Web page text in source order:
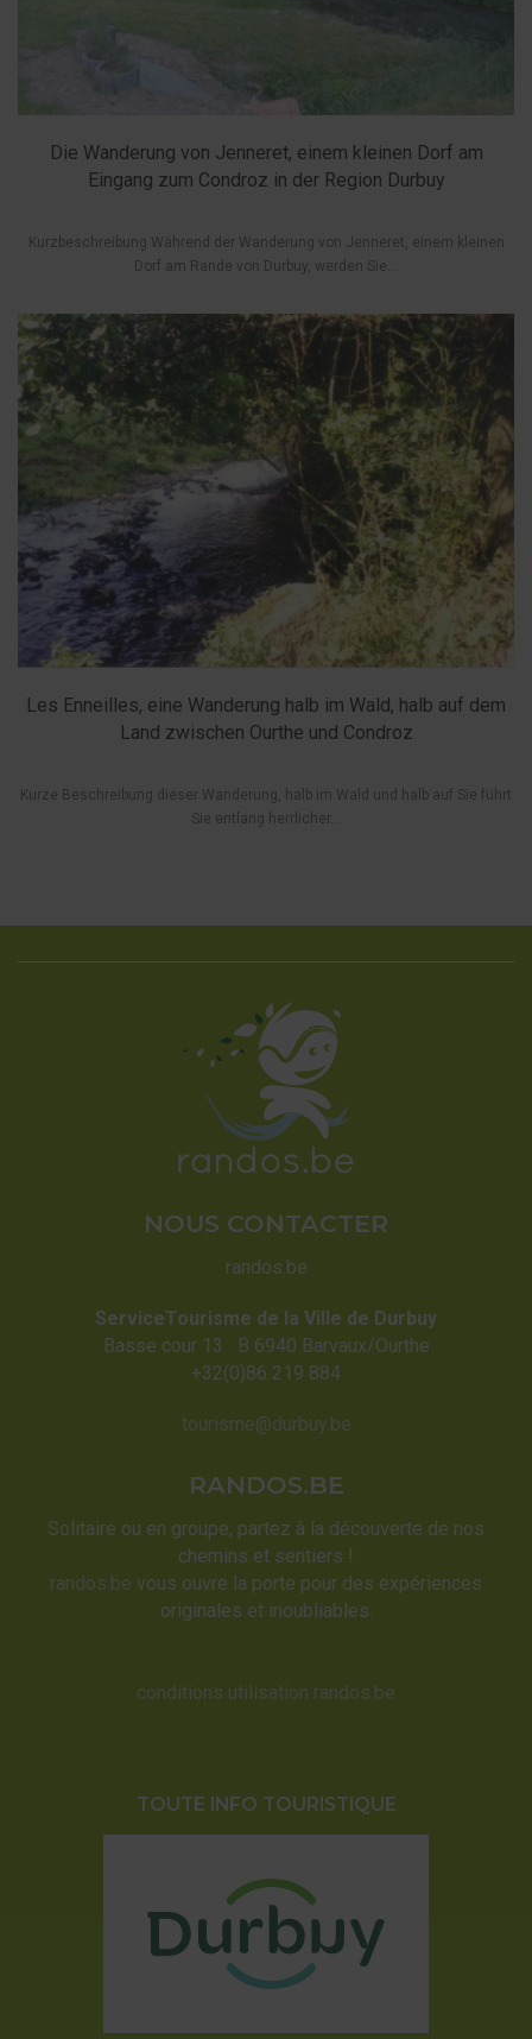
Die Wanderung von Jenneret, einem kleinen Dorf am
Eingang zum Condroz in der Region Durbuy
Kurzbeschreibung Während der Wanderung von Jenneret, einem kleinen
Dorf am Rande von Durbuy, werden Sie...
Les Enneilles, eine Wanderung halb im Wald, halb auf dem
Land zwischen Ourthe und Condroz
Kurze Beschreibung dieser Wanderung, halb im Wald und halb auf Sie führt
Sie entlang herrlicher...
NOUS CONTACTER
randos.be
ServiceTourisme de la Ville de Durbuy
Basse cour 13 B 6940 Barvaux/Ourthe
+32(0)86 219 884
tourisme@durbuy.be
RANDOS.BE
Solitaire ou en groupe, partez à la découverte de nos
chemins et sentiers !
randos.be vous ouvre la porte pour des expériences
originales et inoubliables.
conditions utilisation randos.be
TOUTE INFO TOURISTIQUE